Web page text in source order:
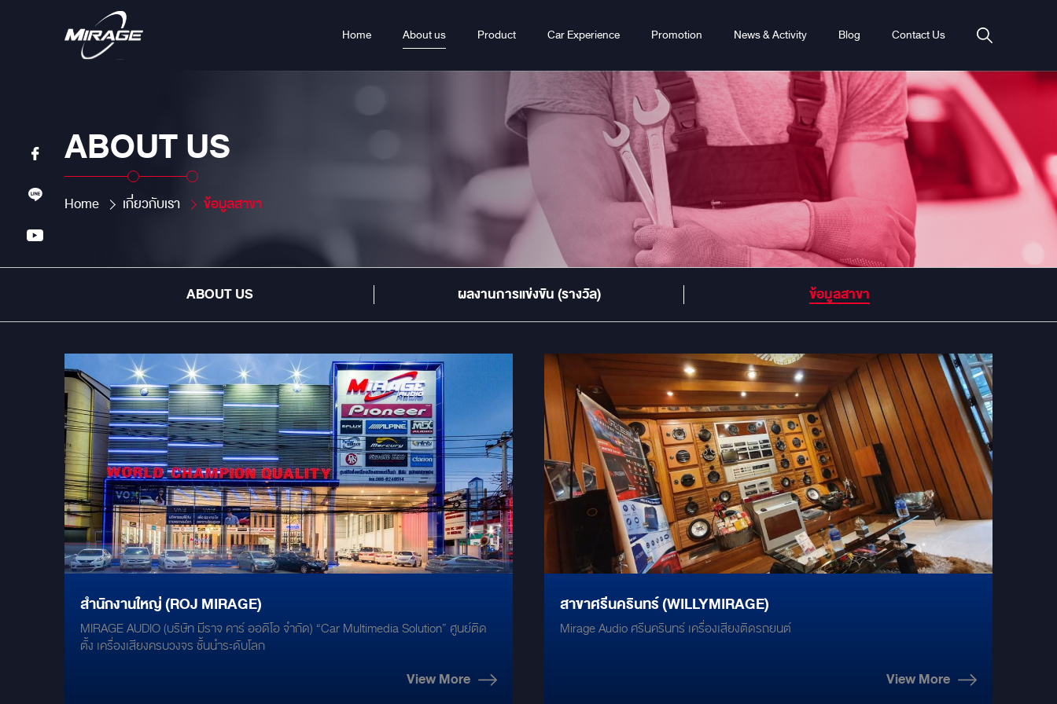
Home About us Product Car Experience Promotion News & Activity Blog Contact Us
ABOUT US
Home เกี่ยวกับเรา ข้อมูลสาขา
ABOUT US ผลงานการแข่งขัน (รางวัล) ข้อมูลสาขา
สำนักงานใหญ่ (ROJ MIRAGE)
MIRAGE AUDIO (บริษัท มีราจ คาร์ ออดิโอ จำกัด) “Car Multimedia Solution” ศูนย์ติด
ตั้ง เครื่องเสียงครบวงจร ชั้นนำระดับโลก
View More
สาขาศรีนครินทร์ (WILLYMIRAGE)
Mirage Audio ศรีนครินทร์ เครื่องเสียงติดรถยนต์
View More